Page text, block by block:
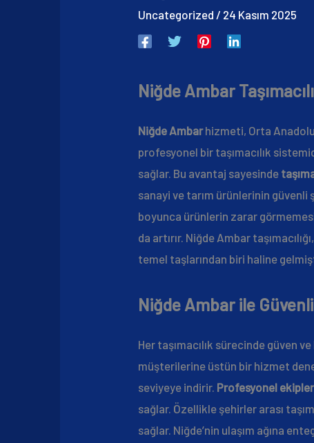
Uncategorized / 24 Kasım 2025
Niğde Ambar
Niğde Ambarhizmeti, Orta
profesyonel bir taşımacılık
sağlar. Bu avantaj sayesinde
sanayi ve tarım ürünlerinin
boyunca ürünlerin zarar
da artırır. Niğde Ambar
temel taşlarından biri haline
Niğde Ambar ile
Her taşımacılık sürecinde güven
müşterilerine üstün bir hizmet
seviyeye indirir. Profesyonel ekipler
sağlar. Özellikle şehirler arası
sağlar. Niğde’nin ulaşım ağına